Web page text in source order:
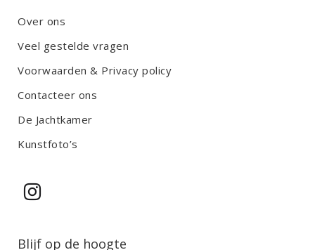
Over ons
Veel gestelde vragen
Voorwaarden & Privacy policy
Contacteer ons
De Jachtkamer
Kunstfoto’s
Blijf op de hoogte